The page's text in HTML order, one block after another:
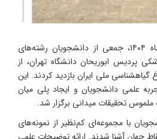
صبح روز دوشنبه، ۲۶ آبان‌ماه ۱۴۰۴، جمعی از دانشجویان رشته‌های
پردیس ابوریحان دانشگاه تهران، از
ملی ایران بازدید کردند. این
علمی دانشجویان و ایجاد پلی میان
تحقیقات میدانی برگزار شد.
با مجموعه‌ای کم‌نظیر از نمونه‌های